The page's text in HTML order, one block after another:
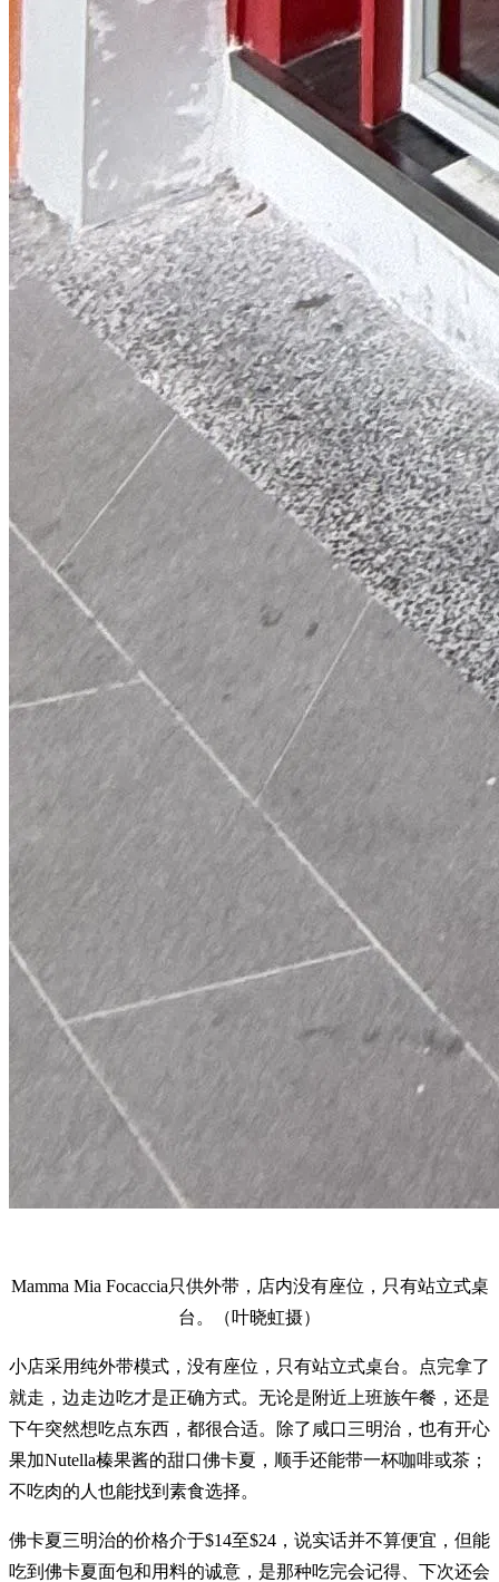
Mamma Mia Focaccia只供外带，店内没有座位，只有站立式桌
台。（叶晓虹摄）
小店采用纯外带模式，没有座位，只有站立式桌台。点完拿了
就走，边走边吃才是正确方式。无论是附近上班族午餐，还是
下午突然想吃点东西，都很合适。除了咸口三明治，也有开心
果加Nutella榛果酱的甜口佛卡夏，顺手还能带一杯咖啡或茶；
不吃肉的人也能找到素食选择。
佛卡夏三明治的价格介于$14至$24，说实话并不算便宜，但能
吃到佛卡夏面包和用料的诚意，是那种吃完会记得、下次还会